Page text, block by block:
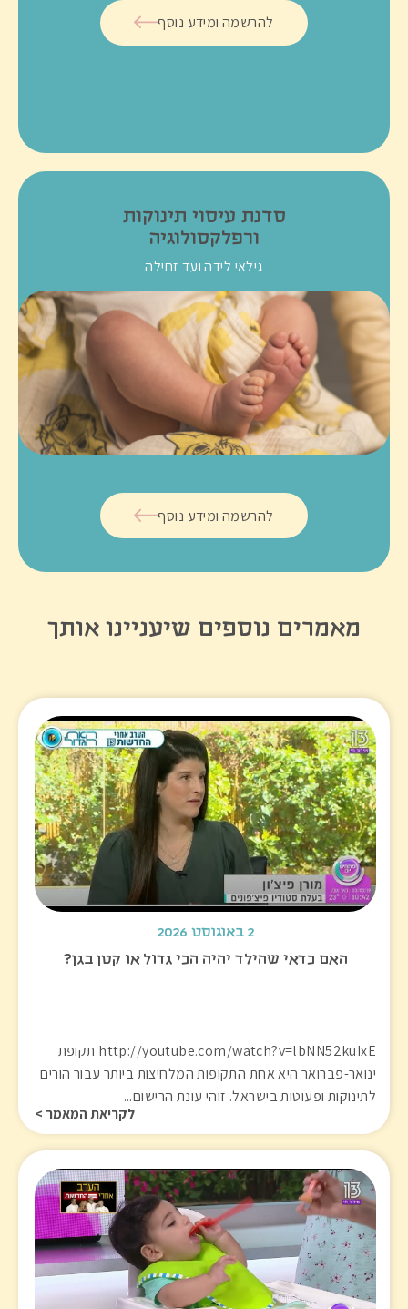
להרשמה ומידע נוסף
סדנת עיסוי תינוקות
ורפלקסולוגיה
גילאי לידה ועד זחילה
להרשמה ומידע נוסף
מאמרים נוספים שיעניינו אותך
2 באוגוסט 2026
האם כדאי שהילד יהיה הכי גדול או קטן בגן?
http://youtube.com/watch?v=lbNN52kuIxE תקופת
ינואר-פברואר היא אחת התקופות המלחיצות ביותר עבור הורים
לתינוקות ופעוטות בישראל. זוהי עונת הרישום...
לקריאת המאמר >